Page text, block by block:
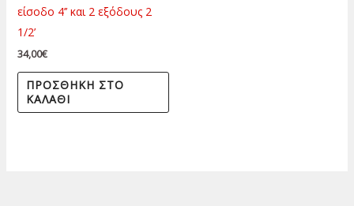
είσοδο 4’’ και 2 εξόδους 2
1/2’
34,00€
ΠΡΟΣΘΉΚΗ ΣΤΟ
ΚΑΛΆΘΙ